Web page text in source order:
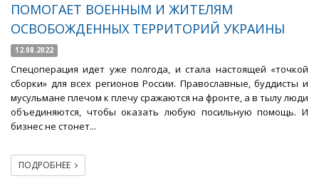
ПОМОГАЕТ ВОЕННЫМ И ЖИТЕЛЯМ
ОСВОБОЖДЕННЫХ ТЕРРИТОРИЙ УКРАИНЫ
12.08.2022
Спецоперация идет уже полгода, и стала настоящей «точкой
сборки» для всех регионов России. Православные, буддисты и
мусульмане плечом к плечу сражаются на фронте, а в тылу люди
объединяются, чтобы оказать любую посильную помощь. И
бизнес не стонет...
ПОДРОБНЕЕ